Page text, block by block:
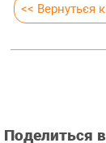
<< Вернуться
Поделиться